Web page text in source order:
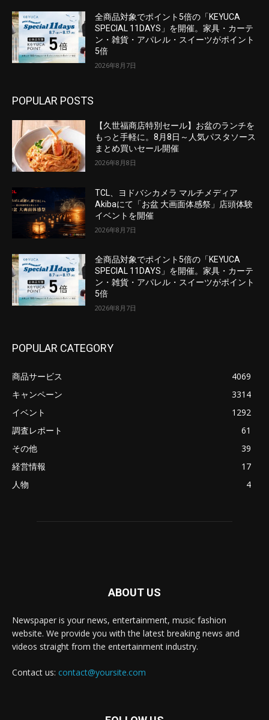
全商品対象でポイント5倍の「KEYUCA
SPECIAL 11DAYS」を開催。家具・カーテ
ン・雑貨・アパレル・スイーツがポイント
5倍
2026年8月7日
POPULAR POSTS
【久世福商店特別セール】お盆のランチを
もっと手軽に。8月8日～人気パスタソース
まとめ買いセール開催
2026年8月8日
TCL、ヨドバシカメラ マルチメディア
Akibaにて「お盆 大画面体感祭」店頭体験
イベントを開催
2026年8月7日
全商品対象でポイント5倍の「KEYUCA
SPECIAL 11DAYS」を開催。家具・カーテ
ン・雑貨・アパレル・スイーツがポイント
5倍
2026年8月7日
POPULAR CATEGORY
商品サービス
4069
キャンペーン
3314
イベント
1292
調査レポート
61
その他
39
経営情報
17
人物
4
ABOUT US
Newspaper is your news, entertainment, music fashion
website. We provide you with the latest breaking news and
videos straight from the entertainment industry.
Contact us: contact@yoursite.com